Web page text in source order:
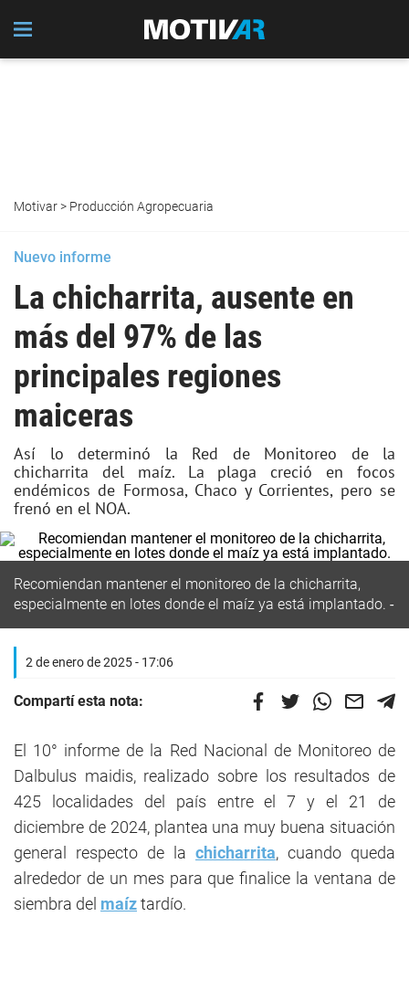
Motivar> Producción Agropecuaria
Nuevo informe
La chicharrita, ausente en
más del 97% de las
principales regiones
maiceras
Así lo determinó la Red de Monitoreo de la
chicharrita del maíz. La plaga creció en focos
endémicos de Formosa, Chaco y Corrientes, pero se
frenó en el NOA.
Recomiendan mantener el monitoreo de la chicharrita,
especialmente en lotes donde el maíz ya está implantado.
2 de enero de 2025 - 17:06
Compartí esta nota:
El 10° informe de la Red Nacional de Monitoreo de
Dalbulus maidis, realizado sobre los resultados de
425 localidades del país entre el 7 y el 21 de
diciembre de 2024, plantea una muy buena situación
general respecto de la chicharrita, cuando queda
alrededor de un mes para que finalice la ventana de
siembra del maíztardío.